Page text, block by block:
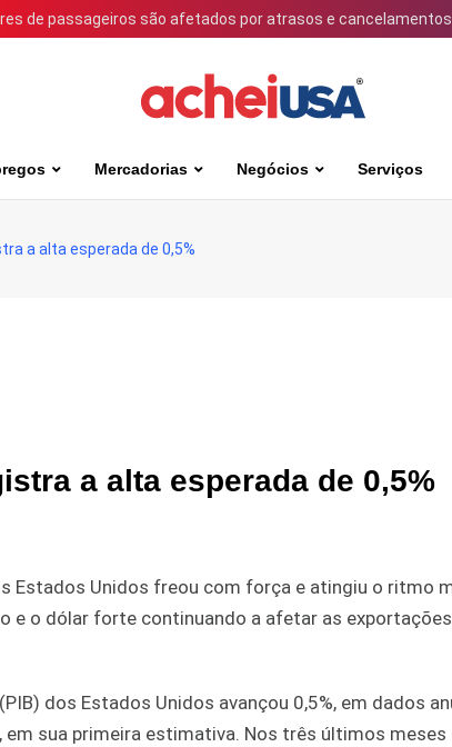
de passageiros são afetados por atrasos e cancelamentos
Mercadorias Negócios Serviços
a alta esperada de 0,5%
a alta esperada de 0,5%
Estados Unidos freou com força e atingiu o ritmo
e o dólar forte continuando a afetar as
dos Estados Unidos avançou 0,5%, em dados
sua primeira estimativa. Nos três últimos meses